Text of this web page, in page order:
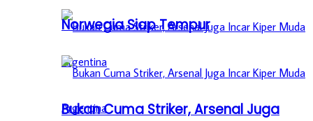
Bukan Cuma Striker, Arsenal Juga
Norwegia Siap Tempur